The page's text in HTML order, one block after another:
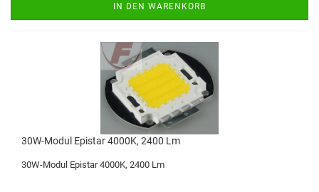
IN DEN WARENKORB
30W-Modul Epistar 4000K, 2400 Lm
30W-Modul Epistar 4000K, 2400 Lm